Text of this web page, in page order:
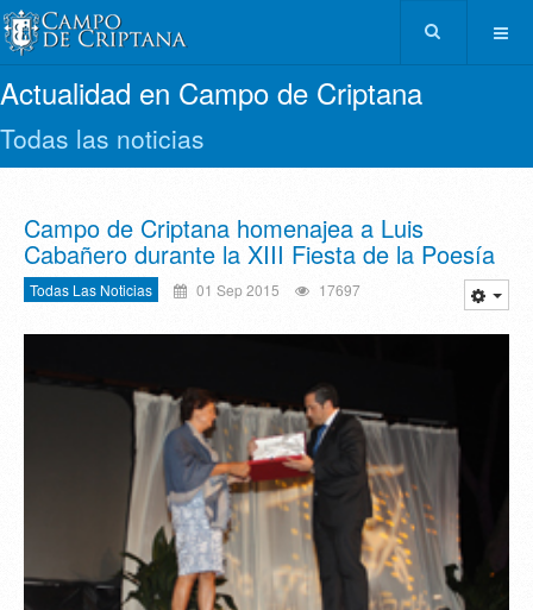
Actualidad en Campo de Criptana
Todas las noticias
Campo de Criptana homenajea a Luis
Cabañero durante la XIII Fiesta de la Poesía
Todas Las Noticias 01 Sep 2015 17697